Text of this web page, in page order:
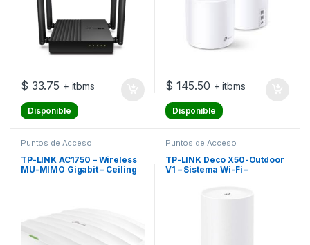
$ 33.75 + itbms
Disponible
$ 145.50 + itbms
Disponible
Puntos de Acceso
TP-LINK AC1750 – Wireless
MU-MIMO Gigabit – Ceiling
Puntos de Acceso
TP-LINK Deco X50-Outdoor
V1 – Sistema Wi-Fi –